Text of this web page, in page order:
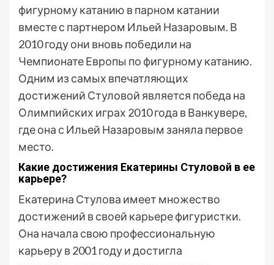
фигурному катанию в парном катании
вместе с партнером Ильей Назаровым. В
2010 году они вновь победили на
Чемпионате Европы по фигурному катанию.
Одним из самых впечатляющих
достижений Стуловой является победа на
Олимпийских играх 2010 года в Ванкувере,
где она с Ильей Назаровым заняла первое
место.
Какие достижения Екатерины Стуловой в ее
карьере?
Екатерина Стулова имеет множество
достижений в своей карьере фигуристки.
Она начала свою профессиональную
карьеру в 2001 году и достигла